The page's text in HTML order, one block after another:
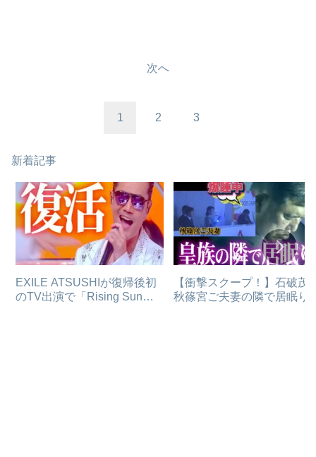
次へ
1 2 3
新着記事
EXILE ATSUSHIが復帰後初
のTV出演で「Rising Sun」
【衝撃スクープ！】石破茂
秋篠宮ご夫妻の隣で居眠り